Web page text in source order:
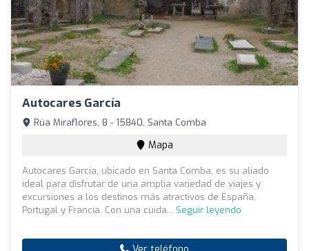
Autocares García
Rúa Miraflores, 8 - 15840, Santa Comba
Mapa
Autocares García, ubicado en Santa Comba, es su aliado
ideal para disfrutar de una amplia variedad de viajes y
excursiones a los destinos más atractivos de España,
Portugal y Francia. Con una cuida... Seguir leyendo